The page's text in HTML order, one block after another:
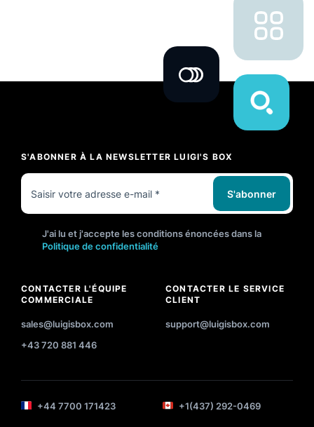
S'ABONNER À LA NEWSLETTER LUIGI'S BOX
S'abonner
J'ai lu et j'accepte les conditions énoncées dans la
Politique de confidentialité
CONTACTER L'ÉQUIPE
COMMERCIALE
sales@luigisbox.com
+43 720 881 446
CONTACTER LE SERVICE
CLIENT
support@luigisbox.com
+44 7700 171423 +1(437) 292-0469